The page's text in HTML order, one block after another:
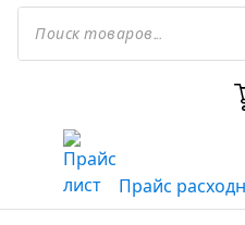
Поиск
товаров
Прайс